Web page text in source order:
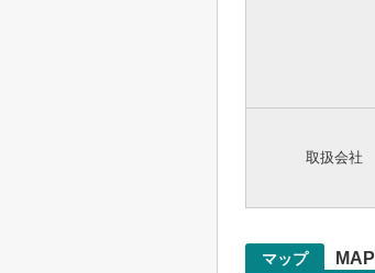
取扱会社
マップ MAP